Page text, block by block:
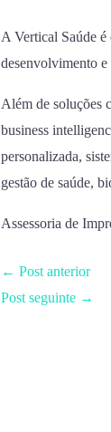
A Vertical Saúde é
desenvolvimento e
Além de soluções
business
personalizada,
gestão de saúde,
Assessoria de
← Post anterior
Post seguinte →